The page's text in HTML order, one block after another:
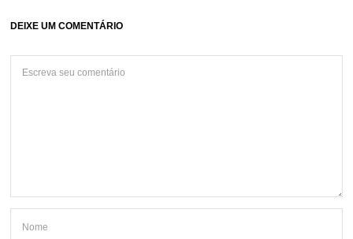
DEIXE UM COMENTÁRIO